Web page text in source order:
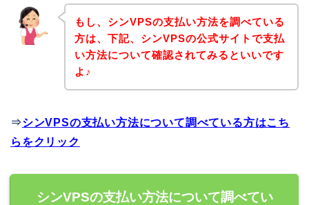
もし、シンVPSの支払い方法を調べている
方は、下記、シンVPSの公式サイトで支払
い方法について確認されてみるといいです
よ♪
⇒シンVPSの支払い方法について調べている方はこち
らをクリック
シンVPSの支払い方法について調べてい